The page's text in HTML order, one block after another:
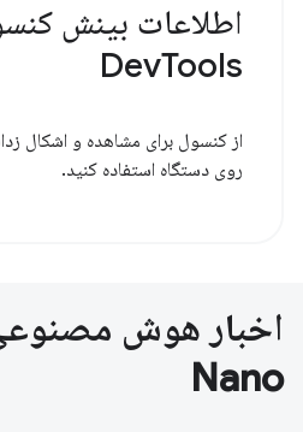
اطلاعات بینش
DevTools
از کنسول برای مشاهده و اشکال
روی دستگاه استفاده کنید.
Nano